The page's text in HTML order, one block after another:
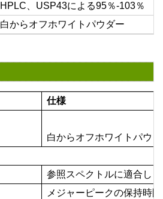
HPLC、USP43による95％-103％
白からオフホワイトパウダー
仕様
白からオフホワイトパウ
参照スペクトルに適合し
メジャーピークの保持時